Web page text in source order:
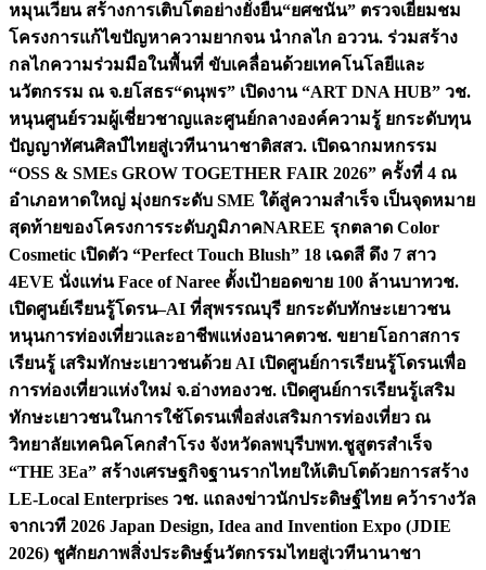
หมุนเวียน สร้างการเติบโตอย่างยั่งยืน“ยศชนัน” ตรวจเยี่ยมชม
โครงการแก้ไขปัญหาความยากจน นำกลไก อววน. ร่วมสร้าง
กลไกความร่วมมือในพื้นที่ ขับเคลื่อนด้วยเทคโนโลยีและ
นวัตกรรม ณ จ.ยโสธร“ดนุพร” เปิดงาน “ART DNA HUB” วช.
หนุนศูนย์รวมผู้เชี่ยวชาญและศูนย์กลางองค์ความรู้ ยกระดับทุน
ปัญญาทัศนศิลป์ไทยสู่เวทีนานาชาติสสว. เปิดฉากมหกรรม
“OSS & SMEs GROW TOGETHER FAIR 2026” ครั้งที่ 4 ณ
อำเภอหาดใหญ่ มุ่งยกระดับ SME ใต้สู่ความสำเร็จ เป็นจุดหมาย
สุดท้ายของโครงการระดับภูมิภาคNAREE รุกตลาด Color
Cosmetic เปิดตัว “Perfect Touch Blush” 18 เฉดสี ดึง 7 สาว
4EVE นั่งแท่น Face of Naree ตั้งเป้ายอดขาย 100 ล้านบาทวช.
เปิดศูนย์เรียนรู้โดรน–AI ที่สุพรรณบุรี ยกระดับทักษะเยาวชน
หนุนการท่องเที่ยวและอาชีพแห่งอนาคตวช. ขยายโอกาสการ
เรียนรู้ เสริมทักษะเยาวชนด้วย AI เปิดศูนย์การเรียนรู้โดรนเพื่อ
การท่องเที่ยวแห่งใหม่ จ.อ่างทองวช. เปิดศูนย์การเรียนรู้เสริม
ทักษะเยาวชนในการใช้โดรนเพื่อส่งเสริมการท่องเที่ยว ณ
วิทยาลัยเทคนิคโคกสำโรง จังหวัดลพบุรีบพท.ชูสูตรสำเร็จ
“THE 3Ea” สร้างเศรษฐกิจฐานรากไทยให้เติบโตด้วยการสร้าง
LE-Local Enterprises วช. แถลงข่าวนักประดิษฐ์ไทย คว้ารางวัล
จากเวที 2026 Japan Design, Idea and Invention Expo (JDIE
2026) ชูศักยภาพสิ่งประดิษฐ์นวัตกรรมไทยสู่เวทีนานาชา